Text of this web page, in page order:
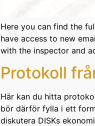
Here you can find the
have access to new
with the inspector and
Protokoll
Här kan du hitta
bör därför fylla i ett
diskutera DISKs